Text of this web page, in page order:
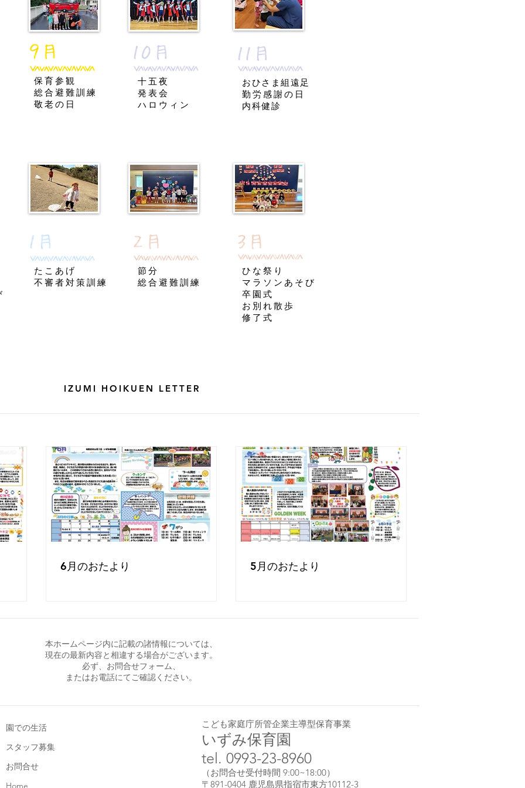
保育参観
​総合避難訓練
敬老の日
十五夜
​発表会
​ハロウィン
おひさま組遠足
​勤労感謝の日
​内科健診
​たこあげ
​不審者対策訓練
節分
総合避難訓練
ひな祭り
マラソンあそび
卒園式
お別れ散歩
修了式
IZUMI HOIKUEN LETTER
6月のおたより 5月のおたより
本ホームページ内に記載の諸情報については、
現在の最新内容と相違する場合がございます。
必ず、お問合せフォーム、
またはお電話にてご確認ください。
園での生活
スタッフ募集
お問合せ
Home
こども家庭庁所管企業主導型保育事業
いずみ保育園
tel. 0993-23-8960
（お問合せ受付時間 9:00~18:00）
〒891-0404 鹿児島県指宿市東方10112-3